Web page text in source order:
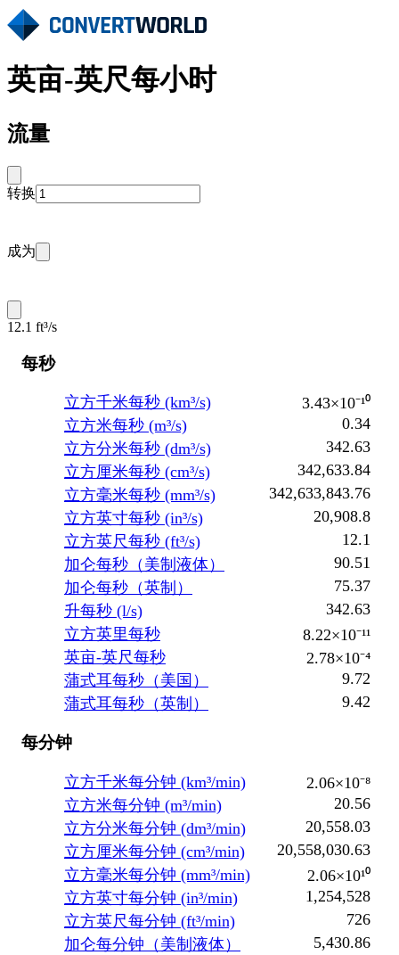
英亩-英尺每小时
流量
转换
成为
12.1 ft³/s
每秒
立方千米每秒 (km³/s)
3.43×10⁻¹⁰
立方米每秒 (m³/s)
0.34
立方分米每秒 (dm³/s)
342.63
立方厘米每秒 (cm³/s)
342,633.84
立方毫米每秒 (mm³/s)
342,633,843.76
立方英寸每秒 (in³/s)
20,908.8
立方英尺每秒 (ft³/s)
12.1
加仑每秒（美制液体）
90.51
加仑每秒（英制）
75.37
升每秒 (l/s)
342.63
立方英里每秒
8.22×10⁻¹¹
英亩-英尺每秒
2.78×10⁻⁴
蒲式耳每秒（美国）
9.72
蒲式耳每秒（英制）
9.42
每分钟
立方千米每分钟 (km³/min)
2.06×10⁻⁸
立方米每分钟 (m³/min)
20.56
立方分米每分钟 (dm³/min)
20,558.03
立方厘米每分钟 (cm³/min)
20,558,030.63
立方毫米每分钟 (mm³/min)
2.06×10¹⁰
立方英寸每分钟 (in³/min)
1,254,528
立方英尺每分钟 (ft³/min)
726
加仑每分钟（美制液体）
5,430.86